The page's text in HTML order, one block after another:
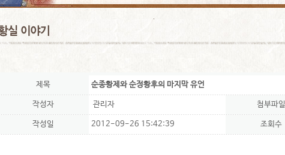
제목 순종황제와 순정황후의 마지막 유언
작성자 관리자 첨부파일
작성일 2012-09-26 15:42:39 조회수